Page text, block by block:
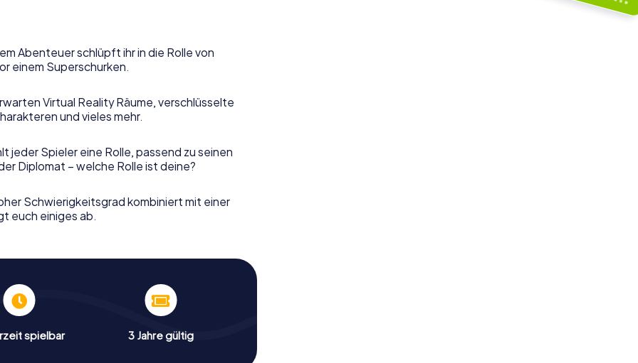
Abenteuer schlüpft ihr in die Rolle von
einem Superschurken.
Virtual Reality Räume, verschlüsselte
und vieles mehr.
jeder Spieler eine Rolle, passend zu seinen
Diplomat – welche Rolle ist deine?
Schwierigkeitsgrad kombiniert mit einer
euch einiges ab.
spielbar 3 Jahre gültig